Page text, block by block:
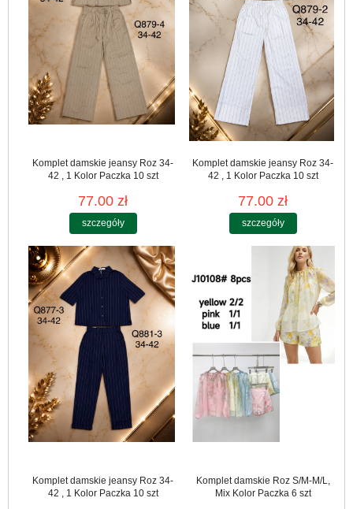
Komplet damskie jeansy Roz 34-
42 , 1 Kolor Paczka 10 szt
77.00 zł
szczegóły
Komplet damskie jeansy Roz 34-
42 , 1 Kolor Paczka 10 szt
77.00 zł
szczegóły
Komplet damskie jeansy Roz 34-
42 , 1 Kolor Paczka 10 szt
Komplet damskie Roz S/M-M/L,
Mix Kolor Paczka 6 szt